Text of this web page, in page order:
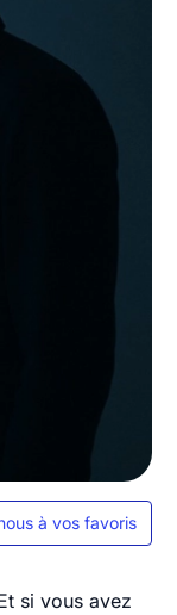
à vos favoris
si vous avez